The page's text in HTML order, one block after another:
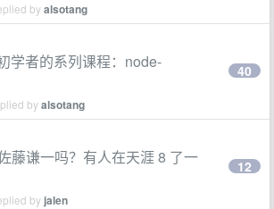
byalsotang
学者的系列课程：node-
byalsotang
40
藤谦一吗？有人在天涯 8 了一
by jalen
12